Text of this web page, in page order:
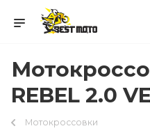
REBEL 2.0
Мотокроссовки